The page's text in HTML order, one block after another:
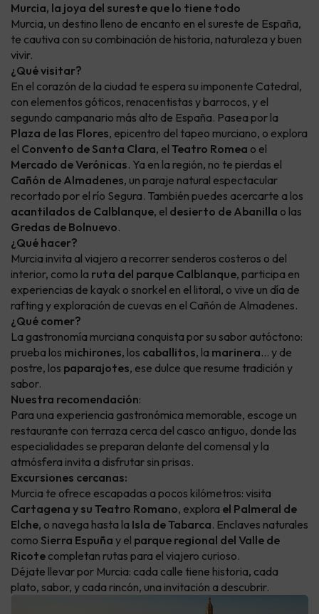
Murcia, la joya del sureste que lo tiene todo
Murcia, un destino lleno de encanto en el sureste de España,
te cautiva con su combinación de historia, naturaleza y buen
vivir.
¿Qué visitar?
En el corazón de la ciudad te espera su imponente Catedral,
con elementos góticos, renacentistas y barrocos, y el
segundo campanario más alto de España. Pasea por la
Plaza de las Flores, epicentro del tapeo murciano, o explora
el Convento de Santa Clara, el Teatro Romea o el
Mercado de Verónicas. Ya en la región, no te pierdas el
Cañón de Almadenes, un paraje natural espectacular
recortado por el río Segura. También puedes acercarte a los
acantilados de Calblanque, el desierto de Abanilla o las
Gredas de Bolnuevo.
¿Qué hacer?
Murcia invita al viajero a recorrer senderos costeros o del
interior, como la ruta del parque Calblanque, participa en
experiencias de kayak o snorkel en el litoral, o vive un día de
rafting y exploración de cuevas en el Cañón de Almadenes.
¿Qué comer?
La gastronomía murciana conquista por su sabor autóctono:
prueba los michirones, los caballitos, la marinera… y de
postre, los paparajotes, ese dulce que resume tradición y
sabor.
Nuestra recomendación:
Para una experiencia gastronómica memorable, escoge un
restaurante con terraza cerca del casco antiguo, donde las
especialidades se preparan delante del comensal y la
atmósfera invita a disfrutar sin prisas.
Excursiones cercanas:
Murcia te ofrece escapadas a pocos kilómetros: visita
Cartagena y su Teatro Romano, explora el Palmeral de
Elche, o navega hasta la Isla de Tabarca. Enclaves naturales
como Sierra Espuña y el parque regional del Valle de
Ricote completan rutas para el viajero curioso.
Déjate llevar por Murcia: cada calle tiene historia, cada
plato, sabor, y cada rincón, una invitación a descubrir.